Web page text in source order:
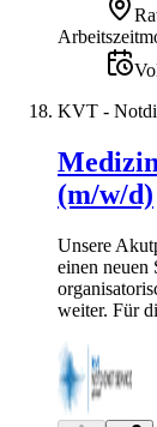
KVT -
(m/w/d)
Unsere
einen neuen
weiter. Für